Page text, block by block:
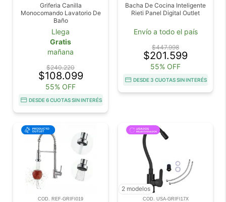
Griferia Canilla
Monocomando Lavatorio De
Baño
Llega
Gratis
mañana
$240.220
$108.099
55% OFF
DESDE 6 CUOTAS SIN INTERÉS
Bacha De Cocina Inteligente
Rieti Panel Digital Outlet
Envío a todo el país
$447.998
$201.599
55% OFF
DESDE 3 CUOTAS SIN INTERÉS
COD. REF-GRIFI019
2 modelos
COD. USA-GRIFI17X